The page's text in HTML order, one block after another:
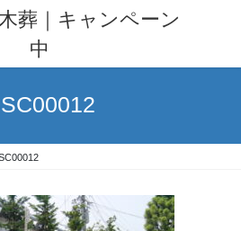
葬｜キャンペーン
中